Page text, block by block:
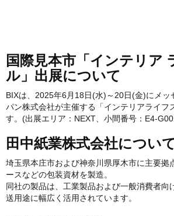
国際見本市「インテリア
ル」出展について
BIXは、2025年6月18日(水)～20日(金)にメッ
パン株式会社が主催する「インテリアライフ
す。(出展エリア：NEXT、小間番号：E4-
田中紙業株式会社について
埼玉県本庄市および神奈川県厚木市に主要拠
ースなどの包装資材を製造。
同社の製品は、工業製品および一般消費者向
送用途に幅広く活用されています。